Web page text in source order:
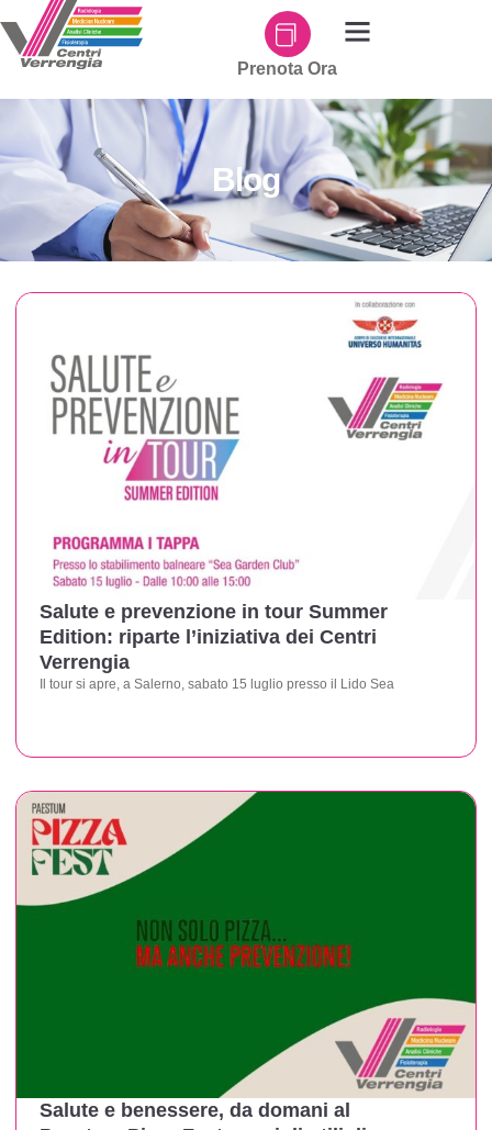
Prenota Ora
Blog
Salute e prevenzione in tour Summer
Edition: riparte l’iniziativa dei Centri
Verrengia
Il tour si apre, a Salerno, sabato 15 luglio presso il Lido Sea
Salute e benessere, da domani al